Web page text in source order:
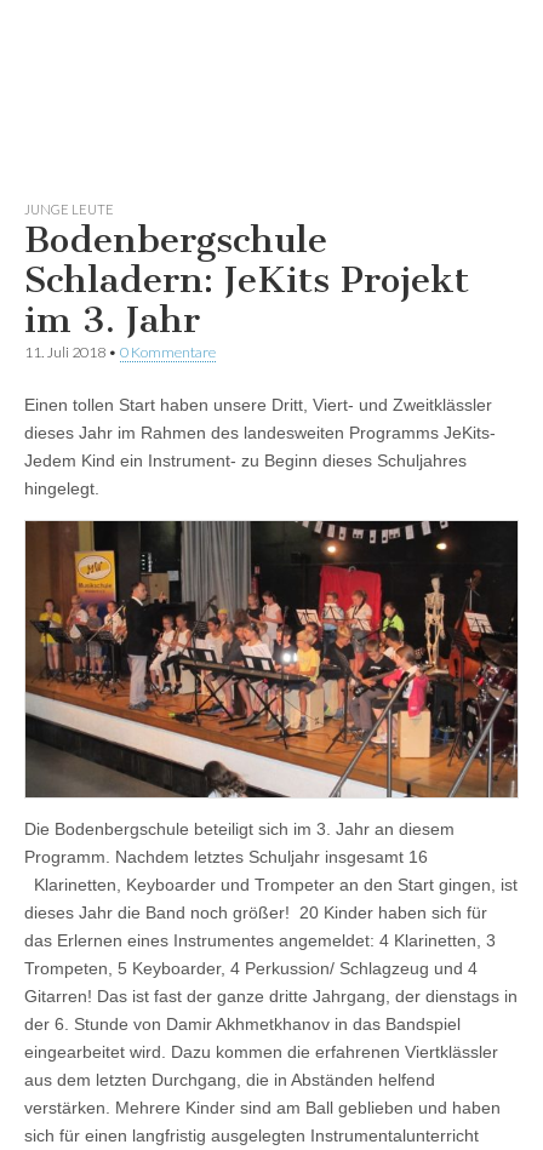
JUNGE LEUTE
Bodenbergschule
Schladern: JeKits Projekt
im 3. Jahr
11. Juli 2018 • 0 Kommentare
Einen tollen Start haben unsere Dritt, Viert- und Zweitklässler
dieses Jahr im Rahmen des landesweiten Programms JeKits-
Jedem Kind ein Instrument- zu Beginn dieses Schuljahres
hingelegt.
Die Bodenbergschule beteiligt sich im 3. Jahr an diesem
Programm. Nachdem letztes Schuljahr insgesamt 16
Klarinetten, Keyboarder und Trompeter an den Start gingen, ist
dieses Jahr die Band noch größer! 20 Kinder haben sich für
das Erlernen eines Instrumentes angemeldet: 4 Klarinetten, 3
Trompeten, 5 Keyboarder, 4 Perkussion/ Schlagzeug und 4
Gitarren! Das ist fast der ganze dritte Jahrgang, der dienstags in
der 6. Stunde von Damir Akhmetkhanov in das Bandspiel
eingearbeitet wird. Dazu kommen die erfahrenen Viertklässler
aus dem letzten Durchgang, die in Abständen helfend
verstärken. Mehrere Kinder sind am Ball geblieben und haben
sich für einen langfristig ausgelegten Instrumentalunterricht